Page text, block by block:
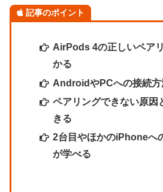
記事のポイント
AirPods 4の正しいペア
かる
AndroidやPCへの接続方
ペアリングできない原因
きる
2台目やほかのiPhoneへ
が学べる